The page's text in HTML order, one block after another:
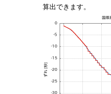
算出できます。